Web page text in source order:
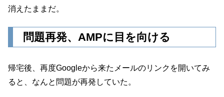
消えたままだ。
問題再発、AMPに目を向ける
帰宅後、再度Googleから来たメールのリンクを開いてみ
ると、なんと問題が再発していた。